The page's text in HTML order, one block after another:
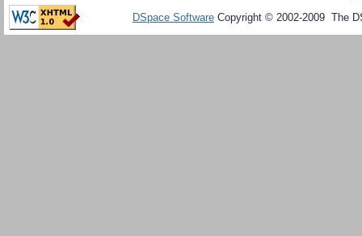
DSpace Software Copyright © 2002-2009 The